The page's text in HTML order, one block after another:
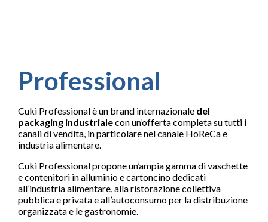
Professional
Cuki Professional è un brand internazionale del
packaging industrialecon un’offerta completa su tutti i
canali di vendita, in particolare nel canale HoReCa e
industria alimentare.
Cuki Professional propone un’ampia gamma di vaschette
e contenitori in alluminio e cartoncino dedicati
all’industria alimentare, alla ristorazione collettiva
pubblica e privata e all’autoconsumo per la distribuzione
organizzata e le gastronomie.